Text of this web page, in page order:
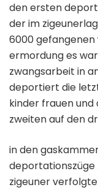
den ersten
der im
6000
ermordung es
zwangsarbeit in
deportiert die
kinder frauen
zweiten auf den
in den
deportationszüge
zigeuner